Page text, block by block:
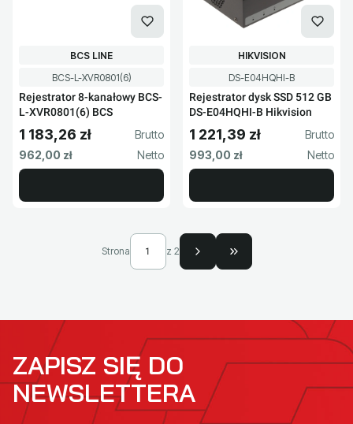
Kod produktu
BCS-L-XVR0801(6)
Rejestrator 8-kanałowy BCS-
L-XVR0801(6) BCS
PRODUCENT
BCS LINE
Cena brutto
1 183,26 zł
Cena netto
962,00 zł
Kod produktu
DS-E04HQHI-B
Rejestrator dysk SSD 512 GB
DS-E04HQHI-B Hikvision
PRODUCENT
HIKVISION
Cena brutto
1 221,39 zł
Cena netto
993,00 zł
Strona z 2 Przejdź do ostatniej
ZAPISZ SIĘ DO
NEWSLETTERA